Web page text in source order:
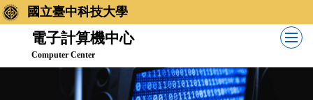
跳
到
國立臺中科技大學
電子計算機中心
Computer Center